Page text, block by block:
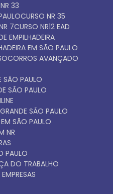
NR 33
CURSO NR 35
7 CURSO NR12 EAD
EMPILHADEIRA
EM SÃO PAULO
AVANÇADO
SÃO PAULO
SÃO PAULO
SÃO PAULO
EM SÃO PAULO
NR
PAULO
DO TRABALHO